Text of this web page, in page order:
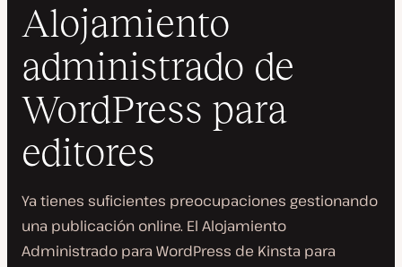
Alojamiento
administrado de
WordPress para
editores
Ya tienes suficientes preocupaciones gestionando
una publicación online. El Alojamiento
Administrado para WordPress de Kinsta para